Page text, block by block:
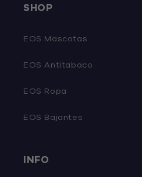
SHOP
EOS Mascotas
EOS Antitabaco
EOS Ropa
EOS Bajantes
INFO